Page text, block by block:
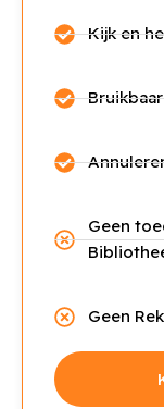
Kijk en
Geen
Geen